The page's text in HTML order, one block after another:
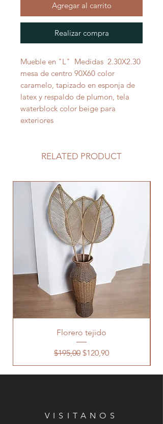
Agregar al carrito
Realizar compra
Mueble en "L" Medidas 2.30X2.30
mesa de centro 90X60 color
caramelo, tapizado en esponja de
latex y respaldo de plumon, tela
waterblock color beige para
exteriores
RELATED PRODUCT
Florero tejido
Precio
$195,00 Precio de oferta
$120,90
VISITANOS